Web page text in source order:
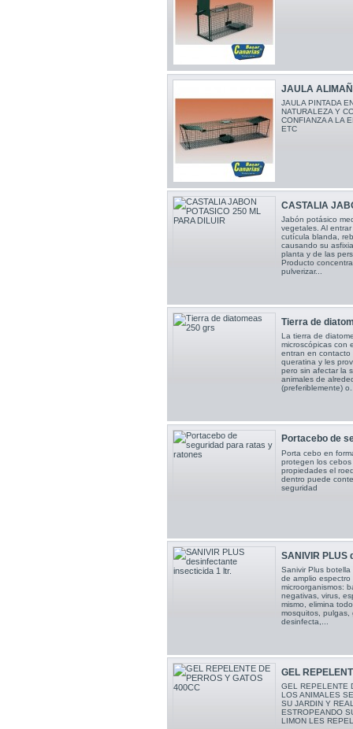
JAULA
JAULA PINTADA
NATURALEZA Y
CONFIANZA A LA
ETC
CASTALIA
Jabón potásico
vegetales. Al
cutícula blanda,
causando su
planta y de las
Producto
pulverizar...
Tierra de
La tierra de
microscópicas con
entran en contacto
queratina y les
pero sin afectar la
animales de
(preferiblemente)
Portacebo de
Porta cebo en
protegen los
propiedades el
dentro puede
seguridad
SANIVIR PLUS
Sanivir Plus
de amplio
microorganismos:
negativas, virus,
mismo, elimina
mosquitos, pulgas,
desinfecta,...
GEL
GEL REPELENTE
LOS ANIMALES
SU JARDIN Y
ESTROPEANDO
LIMON LES